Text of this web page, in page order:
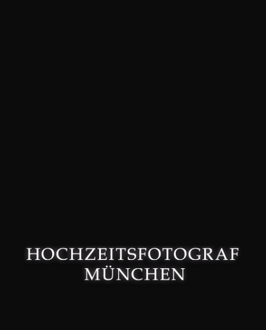
Datenschutzerklärung–Impressum
Made with 🤍 in München.